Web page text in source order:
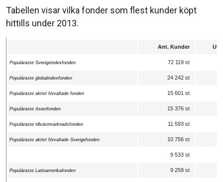
Tabellen visar vilka fonder som flest kunder köpt
hittills under 2013.
Ant. Kunder Utv
Populäraste Sverigeindexfonden 72 119 st
Populäraste globalindexfonden 24 242 st
Populäraste aktivt förvaltade fonden 15 601 st
Populäraste Asienfonden 15 376 st
Populäraste tillväxtmarknadsfonden 11 593 st
Populäraste aktivt förvaltade Sverigefonden 10 756 st
9 533 st
Populäraste Latinamerikafonden 9 259 st